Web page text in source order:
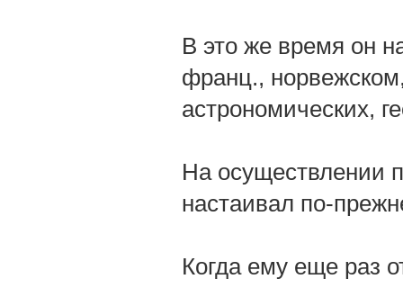
В это же время он
франц.,
астрономических,
На осуществлении
настаивал по-
Когда ему еще раз